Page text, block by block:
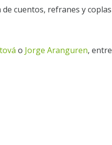
cuentos, refranes y coplas
o Jorge Aranguren, entre